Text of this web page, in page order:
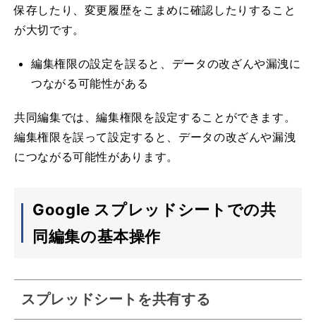
保存したり、変更履歴をこまめに確認したりすること
が大切です。
編集権限の設定を誤ると、データの改ざんや漏洩に
つながる可能性がある
共同編集では、編集権限を設定することができます。
編集権限を誤って設定すると、データの改ざんや漏洩
につながる可能性があります。
Google スプレッドシートでの共
同編集の基本操作
スプレッドシートを共有する